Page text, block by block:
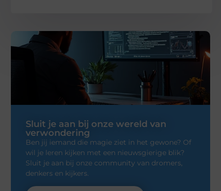
Sluit je aan bij onze wereld van
verwondering
Ben jij iemand die magie ziet in het gewone? Of
wil je leren kijken met een nieuwsgierige blik?
Sluit je aan bij onze community van dromers,
denkers en kijkers.